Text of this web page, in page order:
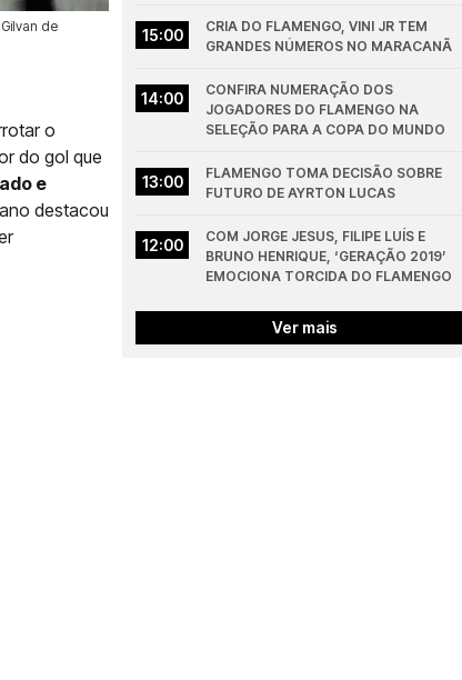
de
o
do gol que
e
destacou
15:00
CRIA DO FLAMENGO, VINI JR TEM
GRANDES NÚMEROS NO MARACANÃ
14:00
CONFIRA NUMERAÇÃO DOS
JOGADORES DO FLAMENGO NA
SELEÇÃO PARA A COPA DO MUNDO
13:00
FLAMENGO TOMA DECISÃO SOBRE
FUTURO DE AYRTON LUCAS
12:00
COM JORGE JESUS, FILIPE LUÍS E
BRUNO HENRIQUE, ‘GERAÇÃO 2019’
EMOCIONA TORCIDA DO FLAMENGO
Ver mais